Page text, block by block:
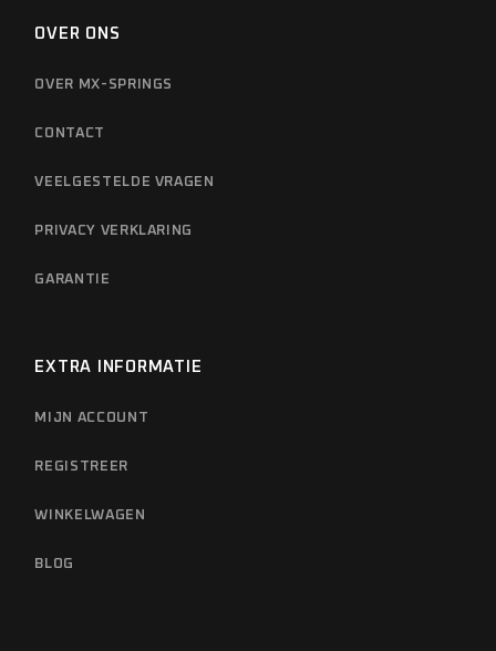
OVER ONS
OVER MX-SPRINGS
CONTACT
VEELGESTELDE VRAGEN
PRIVACY VERKLARING
GARANTIE
EXTRA INFORMATIE
MIJN ACCOUNT
REGISTREER
WINKELWAGEN
BLOG